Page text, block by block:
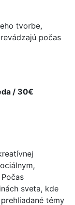
tvorbe,
počas
/ 30€
sveta, kde
témy